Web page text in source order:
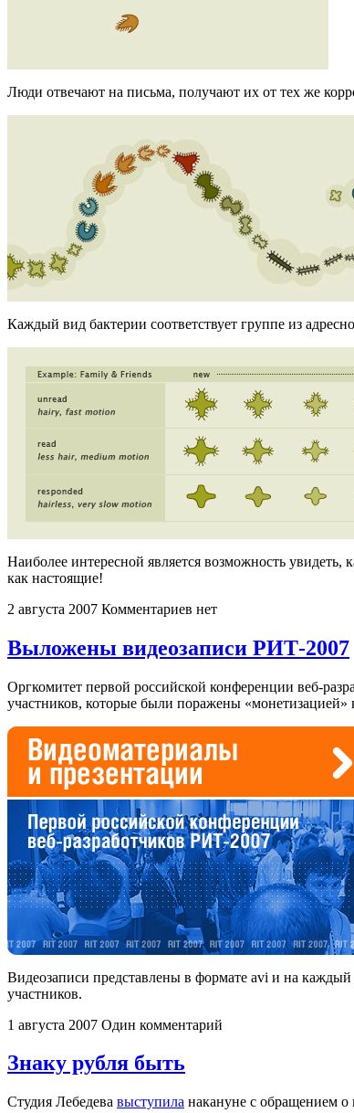
Люди отвечают на письма, получают их от тех же
Каждый вид бактерии соответствует группе из
Наиболее интересной является возможность
как настоящие!
2 августа 2007 Комментариев нет
Выложены видеозаписи РИТ-2007
Оргкомитет первой российской конференции веб-
участников, которые были поражены
Видеозаписи представлены в формате avi и на
участников.
1 августа 2007 Один комментарий
Знаку рубля быть
Студия Лебедева выступила накануне с обращением